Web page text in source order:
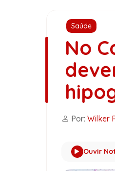
Saúde
No
Por: Wilker
Ouvir